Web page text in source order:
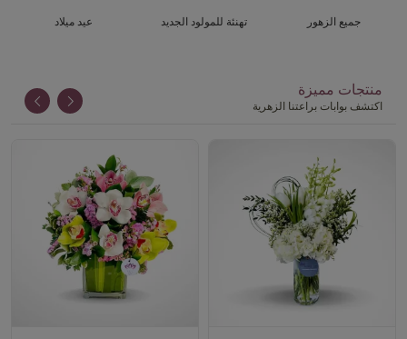
جميع الزهور تهنئة للمولود الجديد عيد ميلاد
منتجات مميزة
اكتشف بوابات براعتنا الزهرية